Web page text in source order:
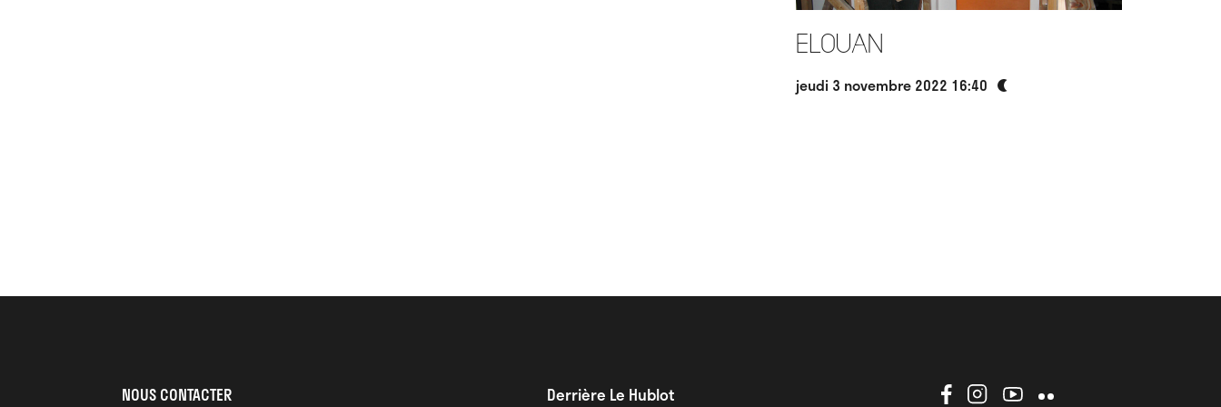
Elouan
jeudi 3 novembre 2022 16:40
NOUS CONTACTER Derrière Le Hublot